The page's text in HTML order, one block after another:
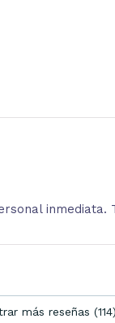
inmediata.
más reseñas (114)